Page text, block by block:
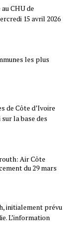
CHU de
15 avril 2026
les plus
de Côte d’Ivoire
la base des
Air Côte
du 29 mars
initialement prévu
L’information